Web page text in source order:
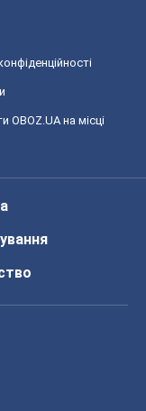
OBOZ.UA на місці